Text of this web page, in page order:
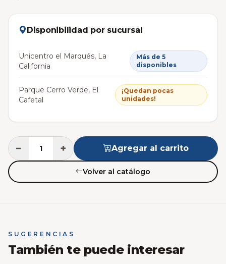
Disponibilidad por sucursal
Unicentro el Marqués, La
California
Más de 5
disponibles
Parque Cerro Verde, El
Cafetal
¡Quedan pocas
unidades!
− + Agregar al carrito
Volver al catálogo
SUGERENCIAS
También te puede interesar